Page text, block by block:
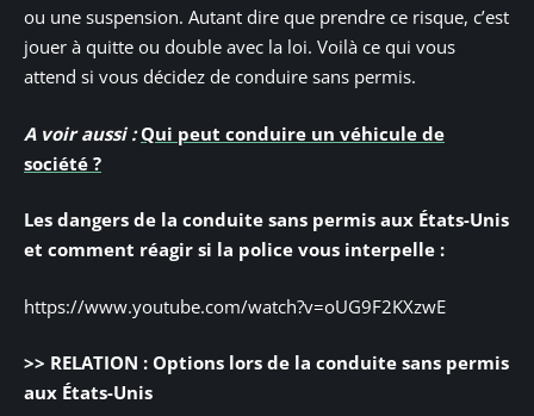
ou une suspension. Autant dire que prendre ce risque, c’est
jouer à quitte ou double avec la loi. Voilà ce qui vous
attend si vous décidez de conduire sans permis.
A voir aussi : Qui peut conduire un véhicule de
société ?
Les dangers de la conduite sans permis aux États-Unis
et comment réagir si la police vous interpelle :
https://www.youtube.com/watch?v=oUG9F2KXzwE
>> RELATION : Options lors de la conduite sans permis
aux États-Unis